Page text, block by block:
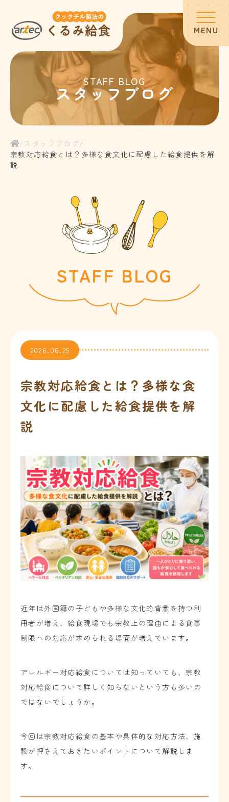
スタッフブログ
よくある質問
会社情報
お問合せ
※
MENU
STAFF BLOG
スタッフブログ
/ スタッフブログ/
宗教対応給食とは？多様な食文化に配慮した給食提供を解
説
STAFF BLOG
2026.06.25
宗教対応給食とは？多様な食
文化に配慮した給食提供を解
説
近年は外国籍の子どもや多様な文化的背景を持つ利
用者が増え、給食現場でも宗教上の理由による食事
制限への対応が求められる場面が増えています。
アレルギー対応給食については知っていても、宗教
対応給食について詳しく知らないという方も多いの
ではないでしょうか。
今回は宗教対応給食の基本や具体的な対応方法、施
設が押さえておきたいポイントについて解説しま
す。